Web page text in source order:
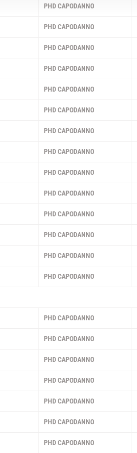
PHD CAPODANNO
PHD CAPODANNO
PHD CAPODANNO
PHD CAPODANNO
PHD CAPODANNO
PHD CAPODANNO
PHD CAPODANNO
PHD CAPODANNO
PHD CAPODANNO
PHD CAPODANNO
PHD CAPODANNO
PHD CAPODANNO
PHD CAPODANNO
PHD CAPODANNO
PHD CAPODANNO
PHD CAPODANNO
PHD CAPODANNO
PHD CAPODANNO
PHD CAPODANNO
PHD CAPODANNO
PHD CAPODANNO